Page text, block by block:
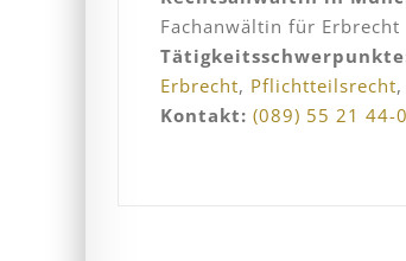
Fachanwältin für Erbrecht
Erbrecht, Pflichtteilsrecht,
Kontakt: (089) 55 21 44-0